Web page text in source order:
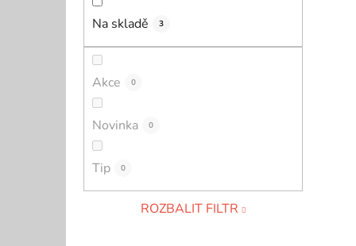
Na skladě 3
Akce 0
Novinka 0
Tip 0
ROZBALIT FILTR